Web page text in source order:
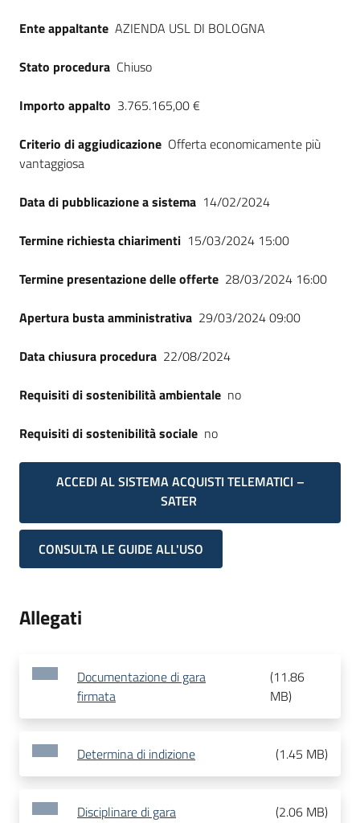
Ente appaltante AZIENDA USL DI BOLOGNA
Stato procedura Chiuso
Importo appalto 3.765.165,00 €
Criterio di aggiudicazione Offerta economicamente più
vantaggiosa
Data di pubblicazione a sistema 14/02/2024
Termine richiesta chiarimenti 15/03/2024 15:00
Termine presentazione delle offerte 28/03/2024 16:00
Apertura busta amministrativa 29/03/2024 09:00
Data chiusura procedura 22/08/2024
Requisiti di sostenibilità ambientale no
Requisiti di sostenibilità sociale no
ACCEDI AL SISTEMA ACQUISTI TELEMATICI –
SATER
CONSULTA LE GUIDE ALL'USO
Allegati
Documentazione di gara
firmata
(11.86
MB)
Determina di indizione (1.45 MB)
Disciplinare di gara (2.06 MB)